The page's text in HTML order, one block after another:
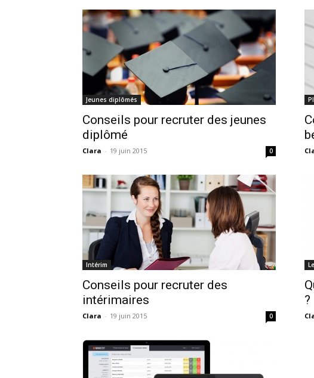
Jeunes diplômés
Conseils pour recruter des jeunes
diplômé
Clara - 19 juin 2015 0
Intérim
Conseils pour recruter des
intérimaires
Clara - 19 juin 2015 0
?